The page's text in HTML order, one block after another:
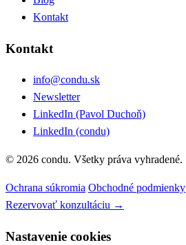
Kontakt
Kontakt
info@condu.sk
Newsletter
LinkedIn (Pavol Duchoň)
LinkedIn (condu)
© 2026 condu. Všetky práva vyhradené.
Ochrana súkromia Obchodné podmienky
Rezervovať konzultáciu →
Nastavenie cookies